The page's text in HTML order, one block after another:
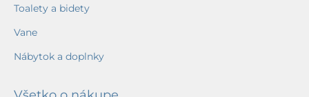
Toalety a bidety
Vane
Nábytok a doplnky